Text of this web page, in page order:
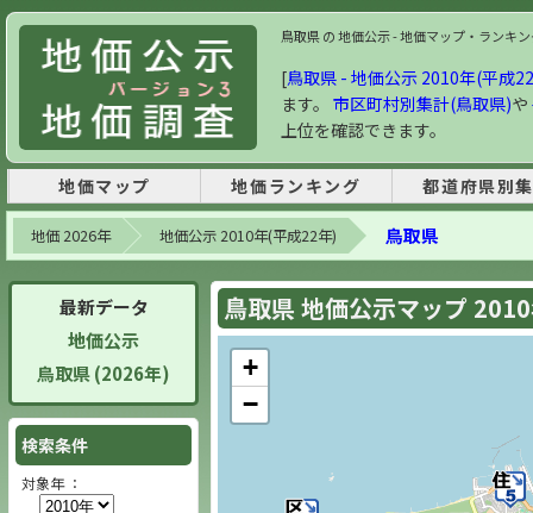
鳥取県 の 地価公示 - 地価マップ・ランキ
[鳥取県 - 地価公示 2010年(平成
ます。 市区町村別集計(鳥取県)や
上位を確認できます。
地価マップ 地価ランキング 都道府県別
地価 2026年 地価公示 2010年(平成22年) 鳥取県
鳥取県 地価公示マップ
+
−
最新データ
地価公示
鳥取県 (2026年)
検索条件
対象年 ：